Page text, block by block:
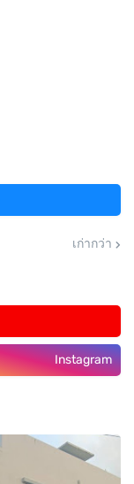
เก่ากว่า
Instagram